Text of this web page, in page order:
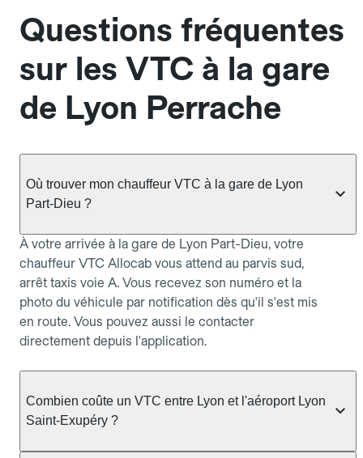
Questions fréquentes
sur les VTC à la gare
de Lyon Perrache
Où trouver mon chauffeur VTC à la gare de Lyon
Part-Dieu ?
À votre arrivée à la gare de Lyon Part-Dieu, votre
chauffeur VTC Allocab vous attend au parvis sud,
arrêt taxis voie A. Vous recevez son numéro et la
photo du véhicule par notification dès qu'il s'est mis
en route. Vous pouvez aussi le contacter
directement depuis l'application.
Combien coûte un VTC entre Lyon et l'aéroport Lyon
Saint-Exupéry ?